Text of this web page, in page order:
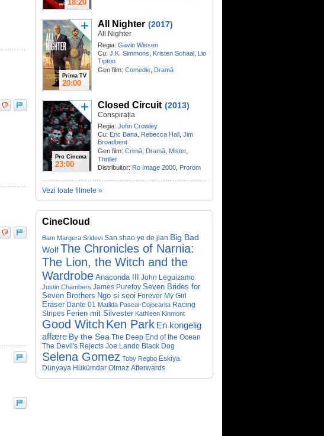
18:20
Prima TV
20:00
All Nighter (2017)
All Nighter
Regia: Gavin Wiesen
Cu: J.K. Simmons Kristen Schaal Lio
Tipton
Gen film: Comedie Dramă
Pro Cinema
23:00
Closed Circuit (2013)
Conspirația
Regia: John Crowley
Cu: Eric Bana Rebecca Hall Jim
Broadbent
Gen film: Crimă Dramă Mister,
Thriller
Distribuitor: Ro Image 2000 Prorom
Vezi toate filmele »
CineCloud
Bam Margera Sridevi San shao ye de jian Big Bad
Wolf The Chronicles of Narnia:
The Lion, the Witch and the
Wardrobe Anaconda III John Leguizamo
Justin Chambers James Purefoy Seven Brides for
Seven Brothers Ngo si seoi Forever My Girl
Eraser Dante 01 Matilda Pascal-Cojocarita Racing
Stripes Ferien mit Silvester Kathleen Kinmont
Good Witch Ken Park En kongelig
affære By the Sea The Deep End of the Ocean
The Devil's Rejects Joe Lando Black Dog
Selena Gomez Toby Regbo Eskiya
Dünyaya Hükümdar Olmaz Afterwards